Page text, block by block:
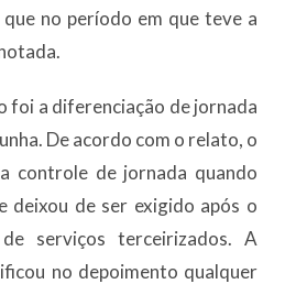
no período em que teve a
foi a diferenciação de jornada
De acordo com o relato, o
controle de jornada quando
deixou de ser exigido após o
serviços terceirizados. A
no depoimento qualquer